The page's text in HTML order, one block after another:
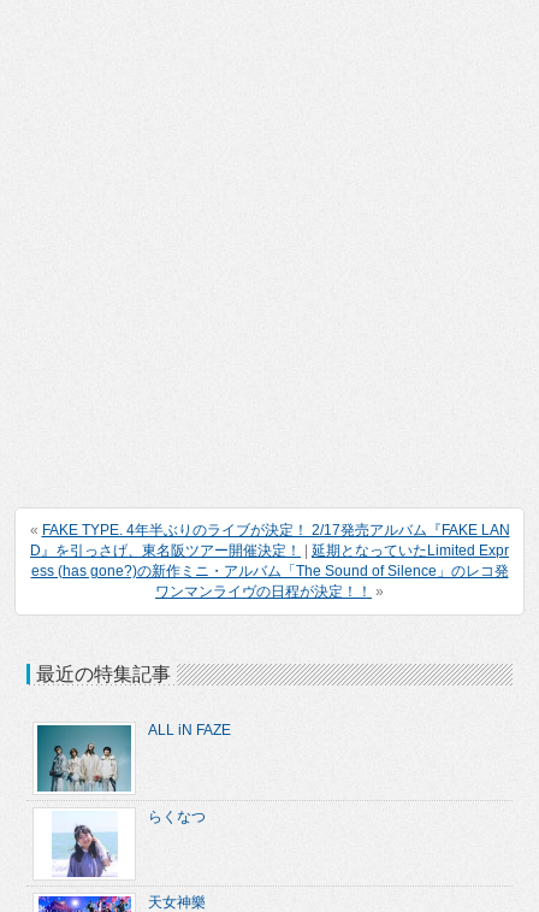
« FAKE TYPE. 4年半ぶりのライブが決定！ 2/17発売アルバム『FAKE LAN
D』を引っさげ、東名阪ツアー開催決定！
| 延期となっていたLimited Expr
ess (has gone?)の新作ミニ・アルバム「The Sound of Silence」のレコ発
ワンマンライヴの日程が決定！！ »
最近の特集記事
ALL iN FAZE
らくなつ
天女神樂